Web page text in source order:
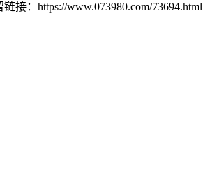
接：https://www.073980.com/73694.html